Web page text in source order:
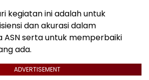
kegiatan ini adalah untuk
dan akurasi dalam
ASN serta untuk memperbaiki
ada.
ADVERTISEMENT